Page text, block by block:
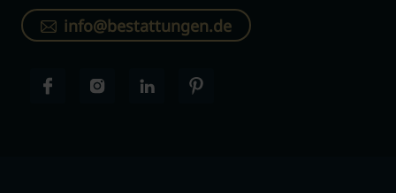
info@bestattungen.de